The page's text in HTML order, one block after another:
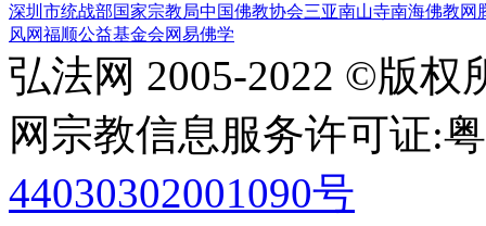
深圳市统战部国家宗教局中国佛教协会三亚南山寺南海佛教网
风网福顺公益基金会网易佛学
弘法网 2005-2022 ©版权
网宗教信息服务许可证:
44030302001090号